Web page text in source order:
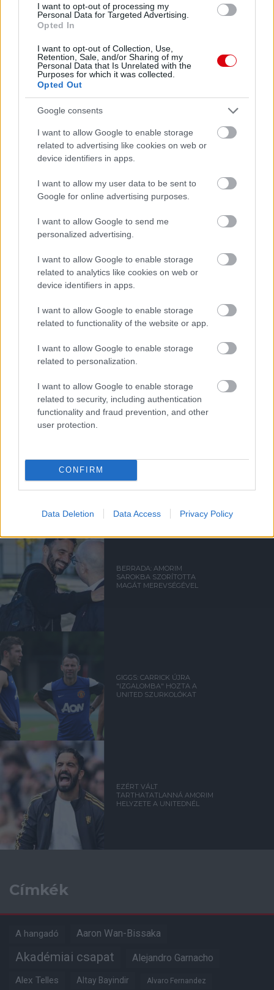
I want to opt-out of processing my
Personal Data for Targeted Advertising.
Opted In
I want to opt-out of Collection, Use,
Retention, Sale, and/or Sharing of my
Personal Data that Is Unrelated with the
Purposes for which it was collected.
Opted Out
Google consents
I want to allow Google to enable storage
related to advertising like cookies on web or
device identifiers in apps.
I want to allow my user data to be sent to
Google for online advertising purposes.
I want to allow Google to send me
personalized advertising.
I want to allow Google to enable storage
related to analytics like cookies on web or
device identifiers in apps.
I want to allow Google to enable storage
related to functionality of the website or app.
I want to allow Google to enable storage
related to personalization.
I want to allow Google to enable storage
related to security, including authentication
functionality and fraud prevention, and other
user protection.
CONFIRM
Data Deletion Data Access Privacy Policy
Manchester United
Felkészülési szezon 4. mérkőzés
Nya Ullevi, Göteborg
2026-08-08 17:00
2 nap 2 óra 34 perc 11 másodperc
Leeds United
vs Manchester United 2026-08-15 18:00
Támogatás
Támogasd adományoddal
a ManUtdFanatics.hu működését!
Kapcsolódó hírek
RUBEN AMORIM
AMORIM: VOLTAK HIBÁIM A
BERRADA: AMORIM
SAROKBA SZORÍTOTTA
MAGÁT MEREVSÉGÉVEL
GIGGS: CARRICK ÚJRA
"IZGALOMBA" HOZTA A
UNITED SZURKOLÓKAT
EZÉRT VÁLT
TARTHATATLANNÁ AMORIM
HELYZETE A UNITEDNÉL
Címkék
A hangadó Aaron Wan-Bissaka
Akadémiai csapat Alejandro Garnacho
Alex Telles Altay Bayindir Alvaro Fernandez